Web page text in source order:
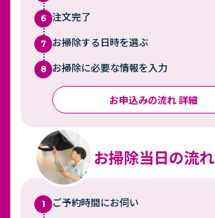
6 注文完了
7 お掃除する日時を選ぶ
8 お掃除に必要な情報を入力
お申込みの流れ 詳細
お掃除当日の流れ
1 ご予約時間にお伺い